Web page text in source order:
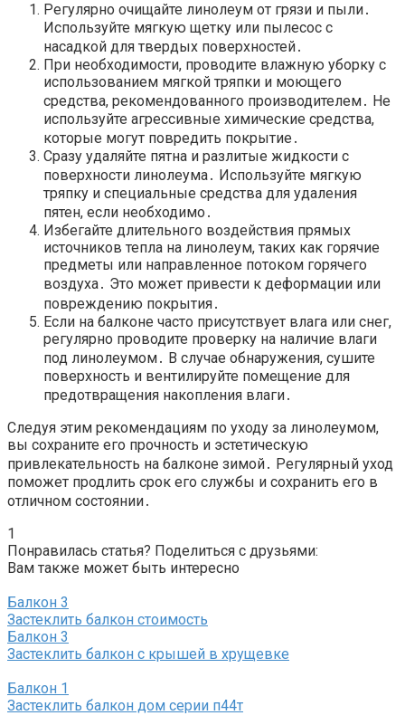
Регулярно очищайте линолеум от грязи и пыли․
Используйте мягкую щетку или пылесос с
насадкой для твердых поверхностей․
При необходимости, проводите влажную уборку с
использованием мягкой тряпки и моющего
средства, рекомендованного производителем․ Не
используйте агрессивные химические средства,
которые могут повредить покрытие․
Сразу удаляйте пятна и разлитые жидкости с
поверхности линолеума․ Используйте мягкую
тряпку и специальные средства для удаления
пятен, если необходимо․
Избегайте длительного воздействия прямых
источников тепла на линолеум, таких как горячие
предметы или направленное потоком горячего
воздуха․ Это может привести к деформации или
повреждению покрытия․
Если на балконе часто присутствует влага или снег,
регулярно проводите проверку на наличие влаги
под линолеумом․ В случае обнаружения, сушите
поверхность и вентилируйте помещение для
предотвращения накопления влаги․
Следуя этим рекомендациям по уходу за линолеумом,
вы сохраните его прочность и эстетическую
привлекательность на балконе зимой․ Регулярный уход
поможет продлить срок его службы и сохранить его в
отличном состоянии․
1
Понравилась статья? Поделиться с друзьями:
Вам также может быть интересно
Балкон 3
Застеклить балкон стоимость
Балкон 3
Застеклить балкон с крышей в хрущевке
Балкон 1
Застеклить балкон дом серии п44т